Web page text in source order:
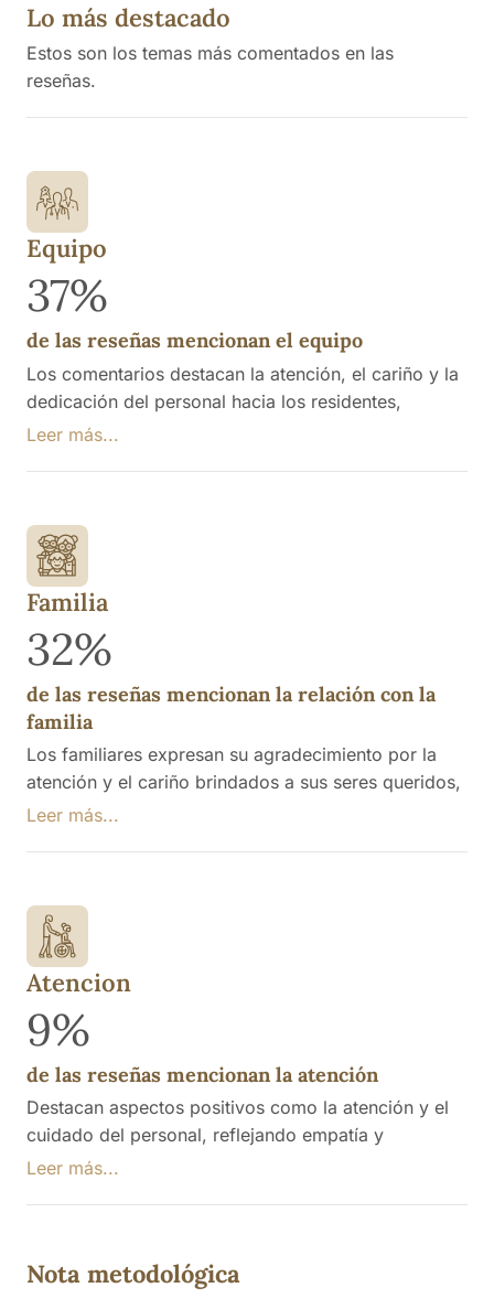
Lo más destacado
Estos son los temas más comentados en las
reseñas.
Equipo
37%
de las reseñas mencionan el equipo
Los comentarios destacan la atención, el cariño y la
dedicación del personal hacia los residentes,
mencionando su paciencia y empatía en el cuidado
evolución positiva de sus seres queridos. No
obstante, se menciona la necesidad de más
personal.
Leer más...
Familia
32%
de las reseñas mencionan la relación con la
familia
Los familiares expresan su agradecimiento por la
atención y el cariño brindados a sus seres queridos,
destacando la paciencia y el esfuerzo del personal,
Leer más...
Atencion
9%
de las reseñas mencionan la atención
Destacan aspectos positivos como la atención y el
cuidado del personal, reflejando empatía y
dedicación hacia los residentes, lo que ha generado
Leer más...
Nota metodológica